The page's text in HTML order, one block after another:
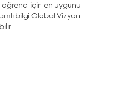
için en uygunu
bilgi Global Vizyon